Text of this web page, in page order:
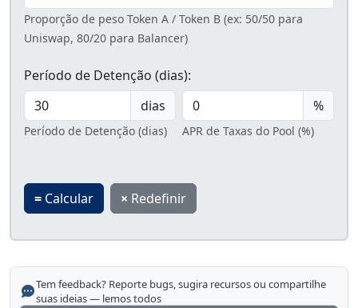
Proporção de peso Token A / Token B (ex: 50/50 para
Uniswap, 80/20 para Balancer)
Período de Detenção (dias):
dias
%
Período de Detenção (dias) APR de Taxas do Pool (%)
= Calcular × Redefinir
Tem feedback? Reporte bugs, sugira recursos ou compartilhe
suas ideias — lemos todos